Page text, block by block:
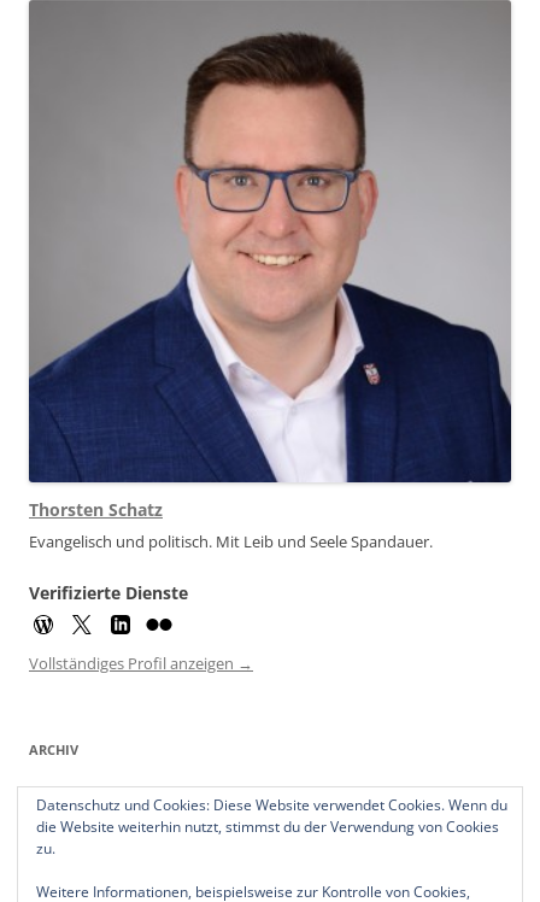
Thorsten Schatz
Evangelisch und politisch. Mit Leib und Seele Spandauer.
Verifizierte Dienste
Vollständiges Profil anzeigen →
ARCHIV
Archiv
Datenschutz und Cookies: Diese Website verwendet Cookies. Wenn du
die Website weiterhin nutzt, stimmst du der Verwendung von Cookies
zu.
Weitere Informationen, beispielsweise zur Kontrolle von Cookies,